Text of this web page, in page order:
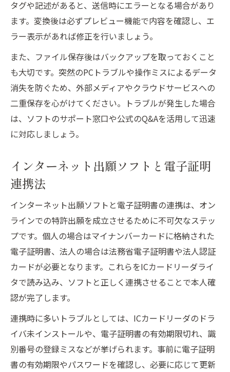
タグや記述があると、送信時にエラーとなる場合があり
ます。変換後は必ずプレビュー機能で内容を確認し、エ
ラー表示があれば修正を行いましょう。
また、ファイル保存後はバックアップを取っておくこと
も大切です。突然のPCトラブルや操作ミスによるデータ
消失を防ぐため、外部メディアやクラウドサービスへの
二重保存を心がけてください。トラブルが発生した場合
は、ソフトのサポート窓口や公式のQ&Aを活用して迅速
に対応しましょう。
インターネット出願ソフトと電子証明
連携法
インターネット出願ソフトと電子証明書の連携は、オン
ラインでの特許出願を成立させるために不可欠なステッ
プです。個人の場合はマイナンバーカードに格納された
電子証明書、法人の場合は法務省電子証明書や法人認証
カードが必要となります。これらをICカードリーダライ
タで読み込み、ソフトと正しく連携させることで本人確
認が完了します。
連携時に多いトラブルとしては、ICカードリーダのドラ
イバ未インストールや、電子証明書の有効期限切れ、識
別番号の登録ミスなどが挙げられます。事前に電子証明
書の有効期限やパスワードを確認し、必要に応じて更新